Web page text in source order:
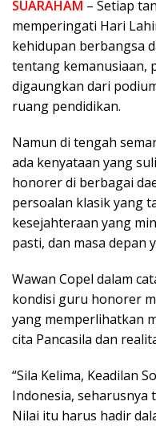
SUARAHAM – Setiap
memperingati Hari
kehidupan berbangsa
tentang kemanusiaan,
digaungkan dari
ruang pendidikan.
Namun di tengah
ada kenyataan yang
honorer di berbagai
persoalan klasik yang
kesejahteraan yang
pasti, dan masa depan
Wawan Copel dalam
kondisi guru honorer
yang memperlihatkan
cita Pancasila dan
“Sila Kelima, Keadilan
Indonesia, seharusnya
Nilai itu harus hadir